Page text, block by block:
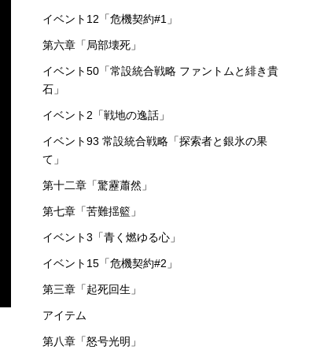
イベント12「危機契約#1」
第六章「局部壊死」
イベント50「常設統合戦略 ファントムと緋き貴
石」
イベント2「戦地の逸話」
イベント93 常設統合戦略「探索者と銀氷の果
て」
第十二章「驚靂蕭然」
第七章「苦難揺籃」
イベント3「青く燃ゆる心」
イベント15「危機契約#2」
第三章「起死回生」
アイテム
第八章「怒号光明」